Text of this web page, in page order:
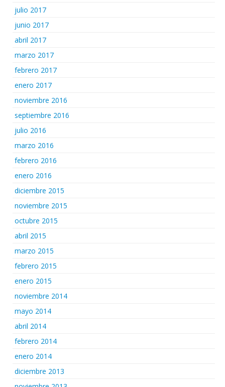
julio 2017
junio 2017
abril 2017
marzo 2017
febrero 2017
enero 2017
noviembre 2016
septiembre 2016
julio 2016
marzo 2016
febrero 2016
enero 2016
diciembre 2015
noviembre 2015
octubre 2015
abril 2015
marzo 2015
febrero 2015
enero 2015
noviembre 2014
mayo 2014
abril 2014
febrero 2014
enero 2014
diciembre 2013